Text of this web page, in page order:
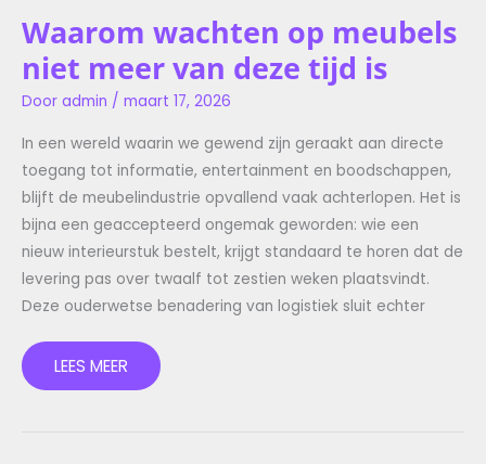
Waarom wachten op meubels
niet meer van deze tijd is
Door admin / maart 17, 2026
In een wereld waarin we gewend zijn geraakt aan directe
toegang tot informatie, entertainment en boodschappen,
blijft de meubelindustrie opvallend vaak achterlopen. Het is
bijna een geaccepteerd ongemak geworden: wie een
nieuw interieurstuk bestelt, krijgt standaard te horen dat de
levering pas over twaalf tot zestien weken plaatsvindt.
Deze ouderwetse benadering van logistiek sluit echter
LEES MEER